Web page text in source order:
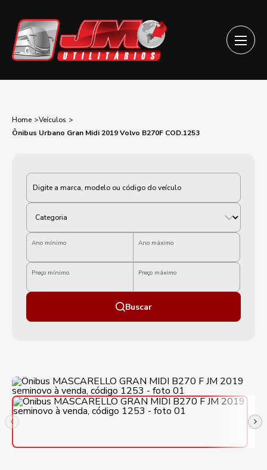
Home
Veículos
Ônibus Urbano Gran Midi 2019 Volvo B270F COD.1253
Categoria
Ano mínimo Ano máximo
Preço mínimo Preço máximo
Buscar